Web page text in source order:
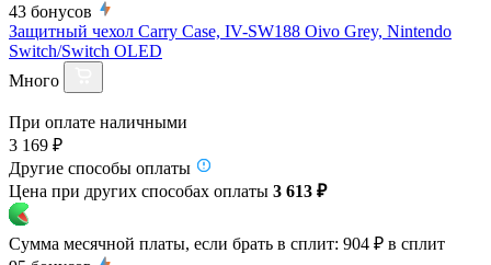
43 бонусов
Защитный чехол Carry Case, IV-SW188 Oivo Grey, Nintendo
Switch/Switch OLED
Много
При оплате наличными
3 169 ₽
Другие способы оплаты
Цена при других способах оплаты 3 613 ₽
Сумма месячной платы, если брать в сплит: 904 ₽ в сплит